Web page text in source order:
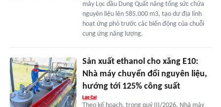
máy Lọc dầu Dung Quất nâng tổng sức chứa
nguyên liệu lên 585.000 m3, tạo dư địa linh
hoạt ứng phó trước các biến động của chuỗi
cung ứng năng lượng.
Sản xuất ethanol cho xăng E10:
Nhà máy chuyển đổi nguyên liệu,
hướng tới 125% công suất
Theo kế hoạch, trong quý III/2026, Nhà máy